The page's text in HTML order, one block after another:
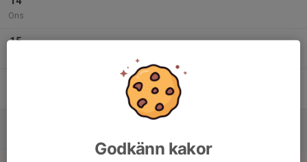
Ons
15
Godkänn kakor